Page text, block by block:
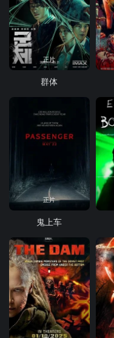
正片
群体
正片
鬼上车